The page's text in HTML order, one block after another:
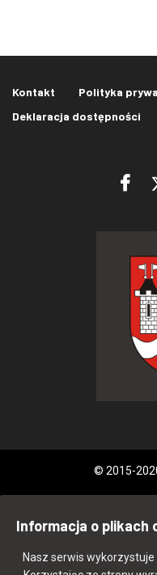
Kontakt Polityka
Deklaracja dostępności
© 2015-
Informacja o plikach
Nasz serwis wykorzystuje